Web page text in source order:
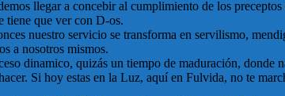
llegar a concebir al cumplimiento de los
tiene que ver con D-os.
nuestro servicio se transforma en servilismo,
a nosotros mismos.
dinamico, quizás un tiempo de maduración,
Si hoy estas en la Luz, aquí en Fulvida, no te